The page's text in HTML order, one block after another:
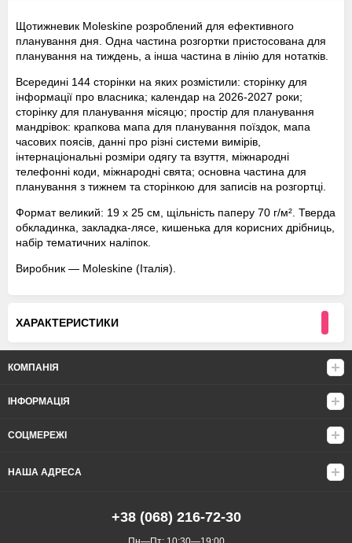
Щотижневик Moleskine розроблений для ефективного
планування дня. Одна частина розгортки пристосована для
планування на тиждень, а інша частина в лінію для нотатків.
Всередині 144 сторінки на яких розмістили: сторінку для
інформації про власника; календар на 2026-2027 роки;
сторінку для планування місяцю; простір для планування
мандрівок: крапкова мапа для планування поїздок, мапа
часових поясів, данні про різні системи вимірів,
інтернаціональні розміри одягу та взуття, міжнародні
телефонні коди, міжнародні свята; основна частина для
планування з тижнем та сторінкою для записів на розгортці.
Формат великий: 19 х 25 см, щільність паперу 70 г/м². Тверда
обкладинка, закладка-лясе, кишенька для корисних дрібниць,
набір тематичних наліпок.
Виробник — Moleskine (Італія).
ХАРАКТЕРИСТИКИ
КОМПАНІЯ
ІНФОРМАЦІЯ
СОЦМЕРЕЖІ
НАША АДРЕСА
+38 (068) 216-72-30